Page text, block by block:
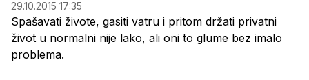
29.10.2015 17:35
Spašavati živote, gasiti vatru i pritom držati privatni
život u normalni nije lako, ali oni to glume bez imalo
problema.